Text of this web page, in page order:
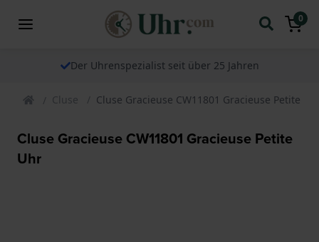
0
Der Uhrenspezialist seit über 25 Jahren
Cluse Cluse Gracieuse CW11801 Gracieuse Petite
Cluse Gracieuse CW11801 Gracieuse Petite
Uhr